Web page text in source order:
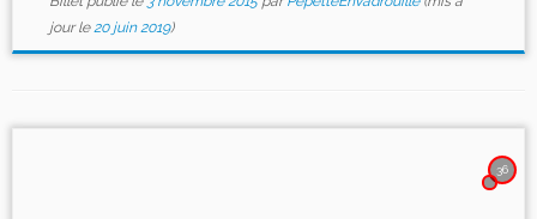
jour le20 juin 2019)
36